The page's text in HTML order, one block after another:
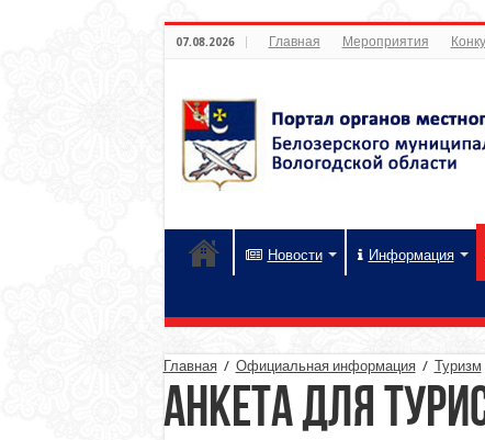
07.08.2026 Главная Мероприятия
Новости Информация
Главная / Официальная информация / Туризм
Анкета для